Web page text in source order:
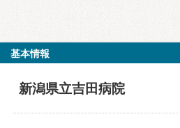
基本情報
新潟県立吉田病院